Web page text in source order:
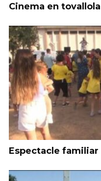
Cinema en tovallola
Espectacle familiar